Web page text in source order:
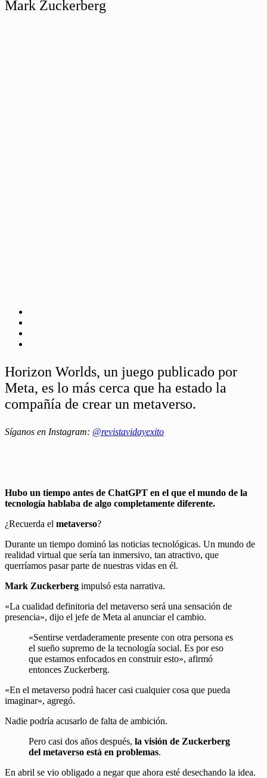
Mark Zuckerberg
Horizon Worlds, un juego publicado por
Meta, es lo más cerca que ha estado la
compañía de crear un metaverso.
Síganos en Instagram: @revistavidayexito
Hubo un tiempo antes de ChatGPT en el que el mundo de la
tecnología hablaba de algo completamente diferente.
¿Recuerda el metaverso?
Durante un tiempo dominó las noticias tecnológicas. Un mundo de
realidad virtual que sería tan inmersivo, tan atractivo, que
querríamos pasar parte de nuestras vidas en él.
Mark Zuckerberg impulsó esta narrativa.
«La cualidad definitoria del metaverso será una sensación de
presencia», dijo el jefe de Meta al anunciar el cambio.
«Sentirse verdaderamente presente con otra persona es
el sueño supremo de la tecnología social. Es por eso
que estamos enfocados en construir esto», afirmó
entonces Zuckerberg.
«En el metaverso podrá hacer casi cualquier cosa que pueda
imaginar», agregó.
Nadie podría acusarlo de falta de ambición.
Pero casi dos años después, la visión de Zuckerberg
del metaverso está en problemas.
En abril se vio obligado a negar que ahora esté desechando la idea.